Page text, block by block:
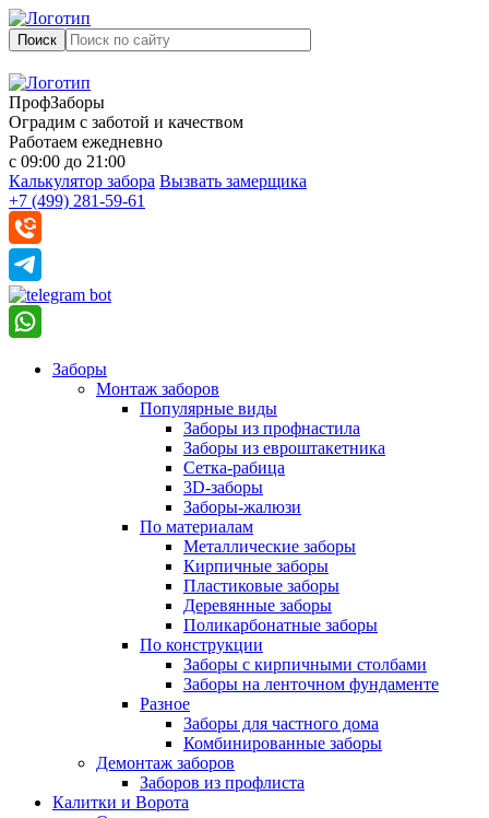
Поиск
ПрофЗаборы
Оградим с заботой и качеством
Работаем ежедневно
с 09:00 до 21:00
Калькулятор забора Вызвать замерщика
+7 (499) 281-59-61
Заборы
Монтаж заборов
Популярные виды
Заборы из профнастила
Заборы из евроштакетника
Сетка-рабица
3D-заборы
Заборы-жалюзи
По материалам
Металлические заборы
Кирпичные заборы
Пластиковые заборы
Деревянные заборы
Поликарбонатные заборы
По конструкции
Заборы с кирпичными столбами
Заборы на ленточном фундаменте
Разное
Заборы для частного дома
Комбинированные заборы
Демонтаж заборов
Заборов из профлиста
Калитки и Ворота